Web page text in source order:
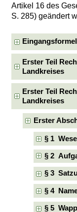
Artikel 16 des
S. 285) geändert
Eingangsformel
Erster Teil
Landkreises
Erster Teil
Landkreises
Erster
§ 1
§ 2
§ 3
§ 4
§ 5